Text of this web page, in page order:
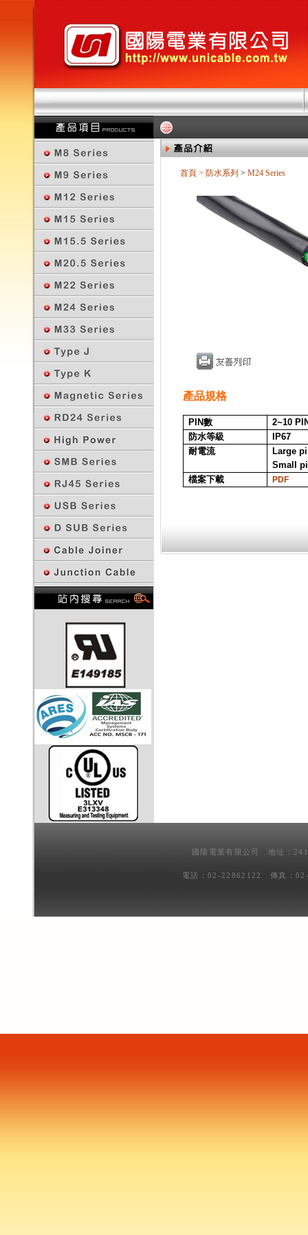
首頁 > 防水系列 > M24 Series
產品規格
PIN數
2~10
防水等級
IP67
耐電流
Large
Small
檔案下載
PDF
國陽電業有限公司 地址：
電話：02-22862122 傳真：